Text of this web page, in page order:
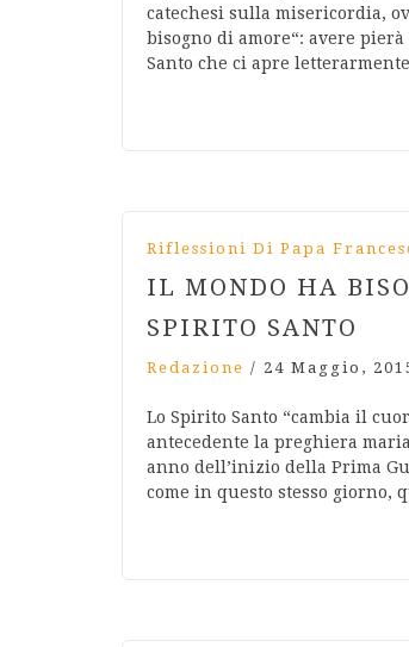
catechesi sulla misericordia,
bisogno di amore“: avere
Santo che ci apre
Riflessioni Di Papa
IL MONDO HA
SPIRITO SANTO
Redazione / 24 Maggio,
Lo Spirito Santo “cambia il
antecedente la preghiera
anno dell’inizio della Prima
come in questo stesso giorno,